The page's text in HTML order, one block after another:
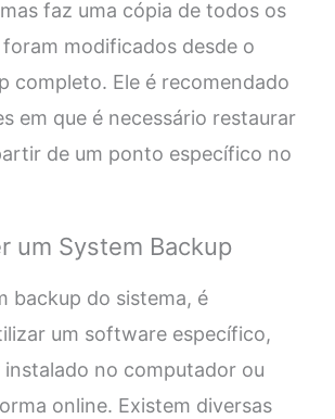
faz uma cópia de todos os
modificados desde o
completo. Ele é recomendado
em que é necessário restaurar
de um ponto específico no
um System Backup
backup do sistema, é
um software específico,
instalado no computador ou
online. Existem diversas